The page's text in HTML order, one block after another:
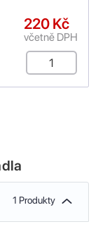
220 Kč
včetně DPH
1 Produkty